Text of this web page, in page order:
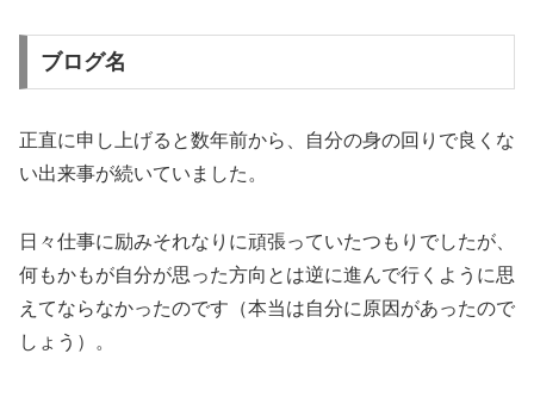
ブログ名
正直に申し上げると数年前から、自分の身の回りで良くな
い出来事が続いていました。
日々仕事に励みそれなりに頑張っていたつもりでしたが、
何もかもが自分が思った方向とは逆に進んで行くように思
えてならなかったのです（本当は自分に原因があったので
しょう）。